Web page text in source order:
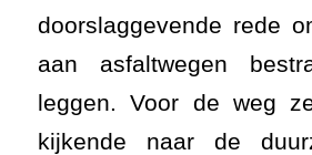
doorslaggevende rede
aan asfaltwegen
leggen. Voor de weg
kijkende naar de